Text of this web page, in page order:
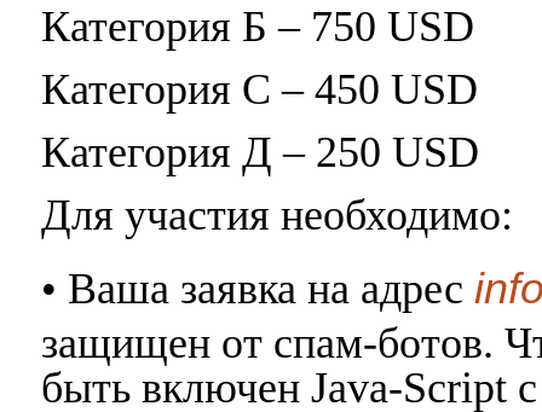
Категория Б – 750 USD
Категория С – 450 USD
Категория Д – 250 USD
Для участия необходимо:
• Ваша заявка на адрес
защищен от спам-ботов.
быть включен Java-Script